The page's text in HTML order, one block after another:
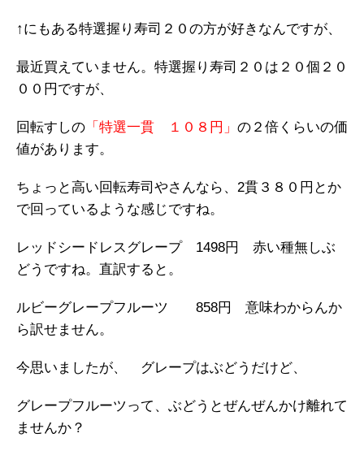
↑にもある特選握り寿司２０の方が好きなんですが、
最近買えていません。特選握り寿司２０は２０個２０
００円ですが、
回転すしの 「特選一貫 １０８円」 の２倍くらいの価
値があります。
ちょっと高い回転寿司やさんなら、2貫３８０円とか
で回っているような感じですね。
レッドシードレスグレープ 1498円 赤い種無しぶ
どうですね。直訳すると。
ルビーグレープフルーツ 858円 意味わからんか
ら訳せません。
今思いましたが、 グレープはぶどうだけど、
グレープフルーツって、ぶどうとぜんぜんかけ離れて
ませんか？